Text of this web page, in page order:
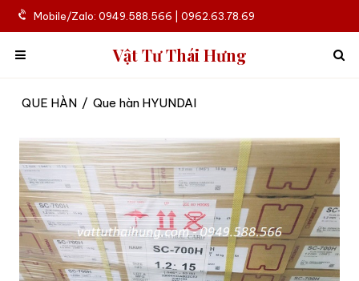
Mobile/Zalo: 0949.588.566 | 0962.63.78.69
Vật Tư Thái Hưng
QUE HÀN / Que hàn HYUNDAI